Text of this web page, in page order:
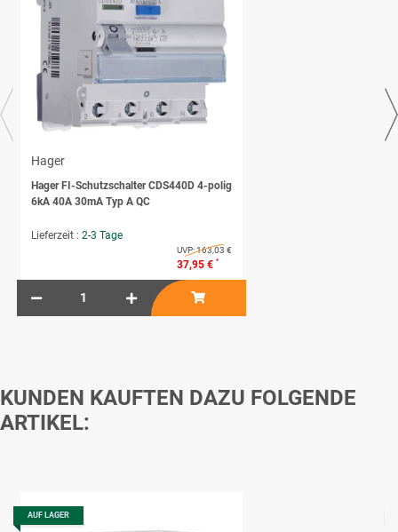
Hager
Hager FI-Schutzschalter CDS440D 4-polig
6kA 40A 30mA Typ A QC
Lieferzeit : 2-3 Tage
UVP:163,03 €
37,95 € *
KUNDEN KAUFTEN DAZU FOLGENDE
ARTIKEL:
AUF LAGER